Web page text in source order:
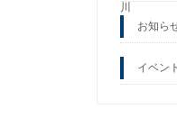
川
お知ら
イベン